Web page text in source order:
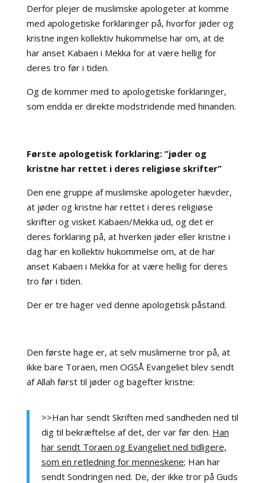
Derfor plejer de muslimske apologeter at komme
med apologetiske forklaringer på, hvorfor jøder og
kristne ingen kollektiv hukommelse har om, at de
har anset Kabaen i Mekka for at være hellig for
deres tro før i tiden.
Og de kommer med to apologetiske forklaringer,
som endda er direkte modstridende med hinanden.
Første apologetisk forklaring: ”jøder og
kristne har rettet i deres religiøse skrifter”
Den ene gruppe af muslimske apologeter hævder,
at jøder og kristne har rettet i deres religiøse
skrifter og visket Kabaen/Mekka ud, og det er
deres forklaring på, at hverken jøder eller kristne i
dag har en kollektiv hukommelse om, at de har
anset Kabaen i Mekka for at være hellig for deres
tro før i tiden.
Der er tre hager ved denne apologetisk påstand.
Den første hage er, at selv muslimerne tror på, at
ikke bare Toraen, men OGSÅ Evangeliet blev sendt
af Allah først til jøder og bagefter kristne:
>>Han har sendt Skriften med sandheden ned til
dig til bekræftelse af det, der var før den. Han
har sendt Toraen og Evangeliet ned tidligere,
som en retledning for menneskene; Han har
sendt Sondringen ned. De, der ikke tror på Guds